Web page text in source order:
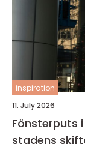
inspiration
11. July 2026
Fönsterputs
stadens